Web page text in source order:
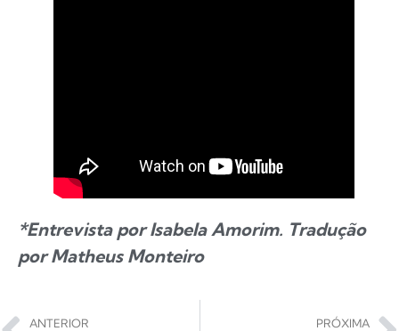
*Entrevista por Isabela Amorim. Tradução
por Matheus Monteiro
ANTERIOR PRÓXIMA